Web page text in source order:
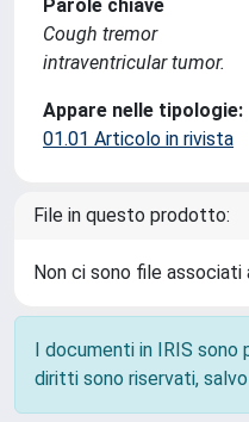
Parole chiave
Cough tremor
intraventricular tumor.
Appare nelle tipologie:
01.01 Articolo in rivista
File in questo prodotto:
Non ci sono file
I documenti in IRIS
diritti sono riservati,